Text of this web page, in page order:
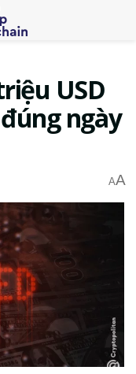
USD
ngày
AA